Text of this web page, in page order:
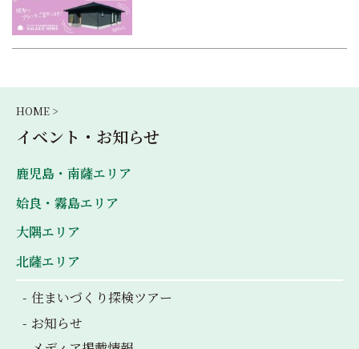
HOME >
イベント・お知らせ
鹿児島・南薩エリア
姶良・霧島エリア
大隅エリア
北薩エリア
住まいづくり探検ツアー
お知らせ